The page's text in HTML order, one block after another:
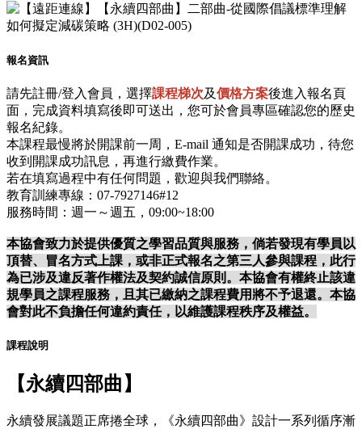
報名資訊
請先註冊/登入會員，選擇課程梯次及價格方案後進入報名頁
面，完成資料填寫後即可送出，您可於會員專區確認您的歷史
報名紀錄。
本課程最慢將於開課前一周，E-mail 通知是否開課成功，待您
收到開課成功訊息，再進行繳費作業。
若在填寫過程中有任何問題，歡迎與我們聯絡。
教育訓練專線：07-7927146#12
服務時間：週一～週五，09:00~18:00
本協會致力於提供優質之學習品質與服務，倘若發現有學員以
頂替、冒名方式上課，或非正式報名之第三人參與課程，此行
為已涉及違反著作權法及契約誠信原則。本協會有權終止該違
規學員之課程服務，且其已繳納之課程費用將不予退還。本協
會對此不負擔任何違約責任，以維護課程秩序及權益。
課程說明
【永續四部曲】
永續發展議題正席捲全球，《永續四部曲》設計一系列循序漸